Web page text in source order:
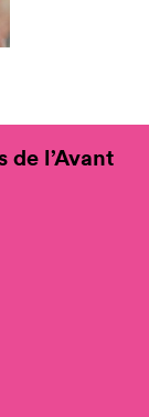
de l’Avant